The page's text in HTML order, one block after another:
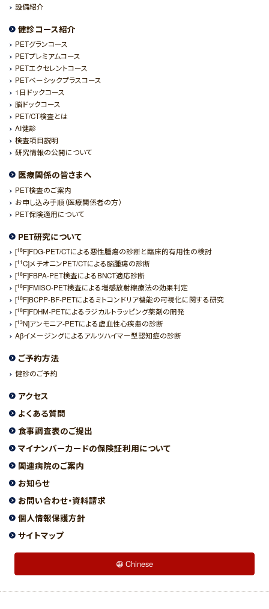
設備紹介
健診コース紹介
PETグランコース
PETプレミアムコース
PETエクセレントコース
PETベーシックプラスコース
1日ドックコース
脳ドックコース
PET/CT検査とは
AI健診
検査項目説明
研究情報の公開について
医療関係の皆さまへ
PET検査のご案内
お申し込み手順（医療関係者の方）
PET保険適用について
PET研究について
[18F]FDG-PET/CTによる悪性腫瘍の診断と臨床的有用性の検討
[11C]メチオニンPET/CTによる脳腫瘍の診断
[18F]FBPA-PET検査によるBNCT適応診断
[18F]FMISO-PET検査による増感放射線療法の効果判定
[18F]BCPP-BF-PETによるミトコンドリア機能の可視化に関する研究
[18F]FDHM-PETによるラジカルトラッピング薬剤の開発
[13N]アンモニア-PETによる虚血性心疾患の診断
Aβイメージングによるアルツハイマー型認知症の診断
ご予約方法
健診のご予約
アクセス
よくある質問
食事調査表のご提出
マイナンバーカードの保険証利用について
関連病院のご案内
お知らせ
お問い合わせ・資料請求
個人情報保護方針
サイトマップ
Chinese